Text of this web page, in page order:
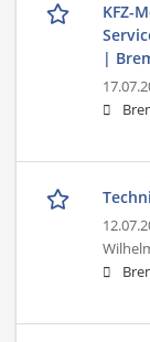
KFZ-
|